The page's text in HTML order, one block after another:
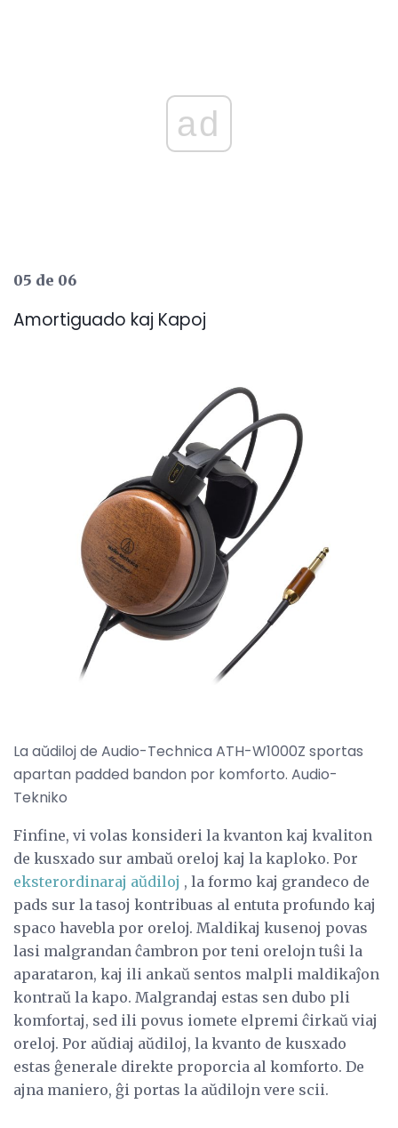
ad
05 de 06
Amortiguado kaj Kapoj
La aŭdiloj de Audio-Technica ATH-W1000Z sportas
apartan padded bandon por komforto. Audio-
Tekniko
Finfine, vi volas konsideri la kvanton kaj kvaliton
de kusxado sur ambaŭ oreloj kaj la kaploko. Por
eksterordinaraj aŭdiloj , la formo kaj grandeco de
pads sur la tasoj kontribuas al entuta profundo kaj
spaco havebla por oreloj. Maldikaj kusenoj povas
lasi malgrandan ĉambron por teni orelojn tuŝi la
aparataron, kaj ili ankaŭ sentos malpli maldikaĵon
kontraŭ la kapo. Malgrandaj estas sen dubo pli
komfortaj, sed ili povus iomete elpremi ĉirkaŭ viaj
oreloj. Por aŭdiaj aŭdiloj, la kvanto de kusxado
estas ĝenerale direkte proporcia al komforto. De
ajna maniero, ĝi portas la aŭdilojn vere scii.